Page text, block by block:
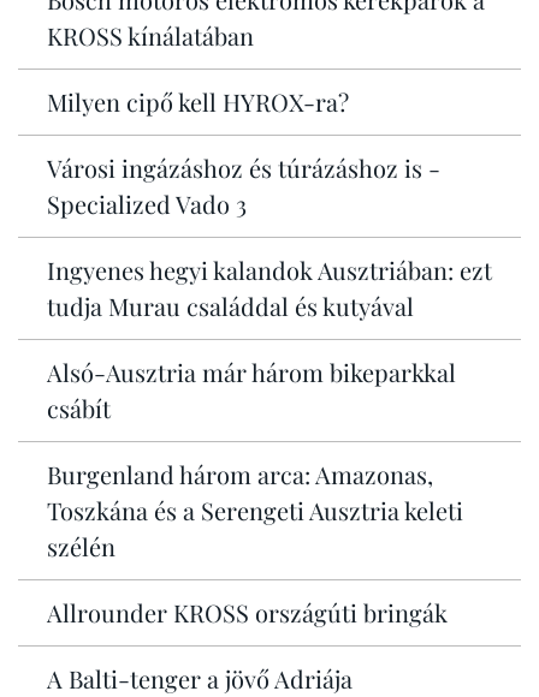
KROSS kínálatában
Milyen cipő kell HYROX-ra?
Városi ingázáshoz és túrázáshoz is -
Specialized Vado 3
Ingyenes hegyi kalandok Ausztriában: ezt
tudja Murau családdal és kutyával
Alsó-Ausztria már három bikeparkkal
csábít
Burgenland három arca: Amazonas,
Toszkána és a Serengeti Ausztria keleti
szélén
Allrounder KROSS országúti bringák
A Balti-tenger a jövő Adriája